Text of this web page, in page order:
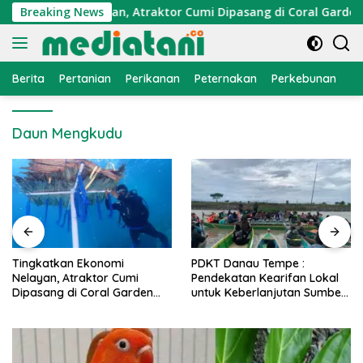
Langsung
ke
konten
Breaking News
Nelayan, Atraktor Cumi Dipasang di Coral Garden
Berita Pertanian Perikanan Peternakan Perkebunan
Daun Mengkudu
PDKT Danau Tempe :
Pendekatan Kearifan Lokal
untuk Keberlanjutan Sumber
Cara Mengatasi Penyakit
PMK pada Sapi Perah
Alami dan Medis